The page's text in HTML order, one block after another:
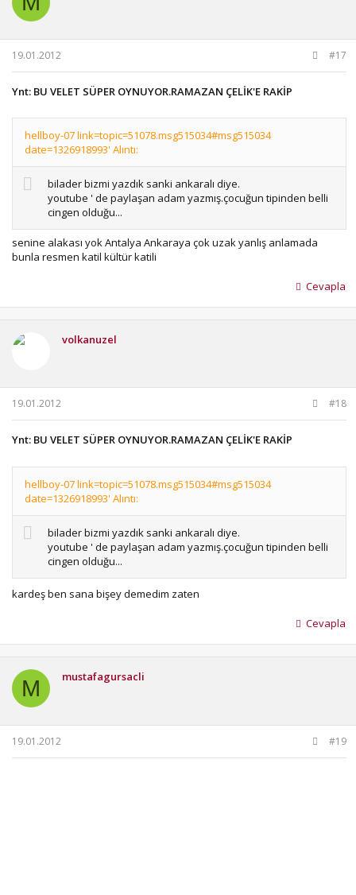
19.01.2012 #17
Ynt: BU VELET SÜPER OYNUYOR.RAMAZAN ÇELİK'E RAKİP
hellboy-07 link=topic=51078.msg515034#msg515034
date=1326918993' Alıntı:
bilader bizmi yazdık sanki ankaralı diye.
youtube ' de paylaşan adam yazmış.çocuğun tipinden belli
cingen olduğu...
senine alakası yok Antalya Ankaraya çok uzak yanlış anlamada
bunla resmen katil kültür katili
Cevapla
volkanuzel
19.01.2012 #18
Ynt: BU VELET SÜPER OYNUYOR.RAMAZAN ÇELİK'E RAKİP
hellboy-07 link=topic=51078.msg515034#msg515034
date=1326918993' Alıntı:
bilader bizmi yazdık sanki ankaralı diye.
youtube ' de paylaşan adam yazmış.çocuğun tipinden belli
cingen olduğu...
kardeş ben sana bişey demedim zaten
Cevapla
M mustafagursacli
19.01.2012 #19